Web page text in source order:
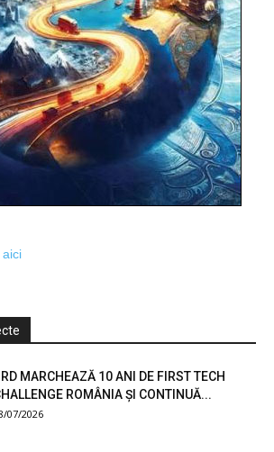
MARCHEAZĂ 10 ANI DE FIRST TECH
ROMÂNIA ȘI CONTINUĂ...
07/2026